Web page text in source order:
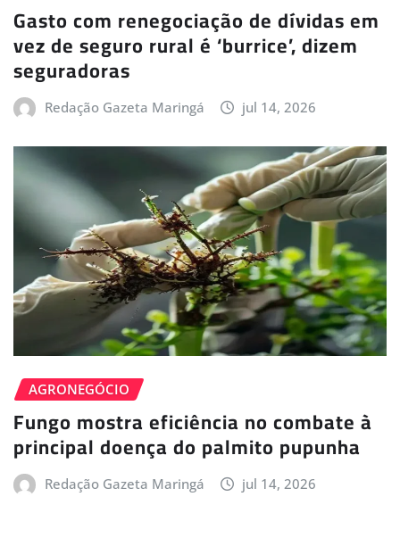
Gasto com renegociação de dívidas em
vez de seguro rural é ‘burrice’, dizem
seguradoras
Redação Gazeta Maringá jul 14, 2026
AGRONEGÓCIO
Fungo mostra eficiência no combate à
principal doença do palmito pupunha
Redação Gazeta Maringá jul 14, 2026